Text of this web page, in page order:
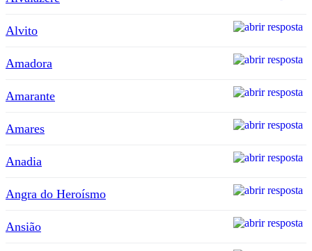
Alvito
Amadora
Amarante
Amares
Anadia
Angra do Heroísmo
Ansião